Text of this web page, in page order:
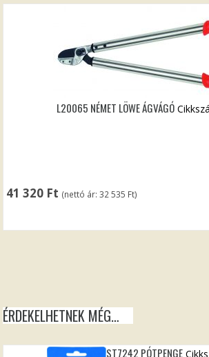
L20065 NÉMET LÖWE ÁGVÁGÓ
41 320 Ft (nettó ár:32 535 Ft)
ÉRDEKELHETNEK MÉG…
ST7242 PÓTPENGE